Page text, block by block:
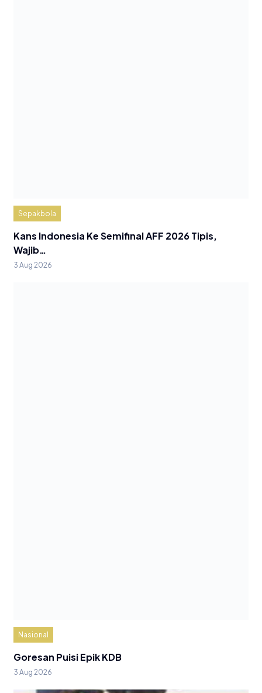
Sepakbola
Kans Indonesia Ke Semifinal AFF 2026 Tipis,
Wajib…
3 Aug 2026
Nasional
Goresan Puisi Epik KDB
3 Aug 2026